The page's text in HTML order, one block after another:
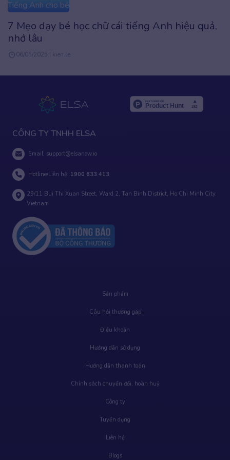
Tiếng Anh cho bé
Mách bạn 9 cách để bé học giỏi tiếng Anh tại
nhà
06/05/2025 | kien.le
CÔNG TY TNHH ELSA
Email: support@elsanow.io
Hotline/Liên hệ: 1900 633 413
29/11 Bui Thi Xuan Street, Ward 2, Tan Binh District, Ho Chi Minh City,
Vietnam
Sản phẩm
Câu hỏi thường gặp
Điều khoản
Hướng dẫn sử dụng
Hướng dẫn thanh toán
Chính sách chuyển đổi, hoàn huỷ
Công ty
Tuyển dụng
Liên hệ
Blogs